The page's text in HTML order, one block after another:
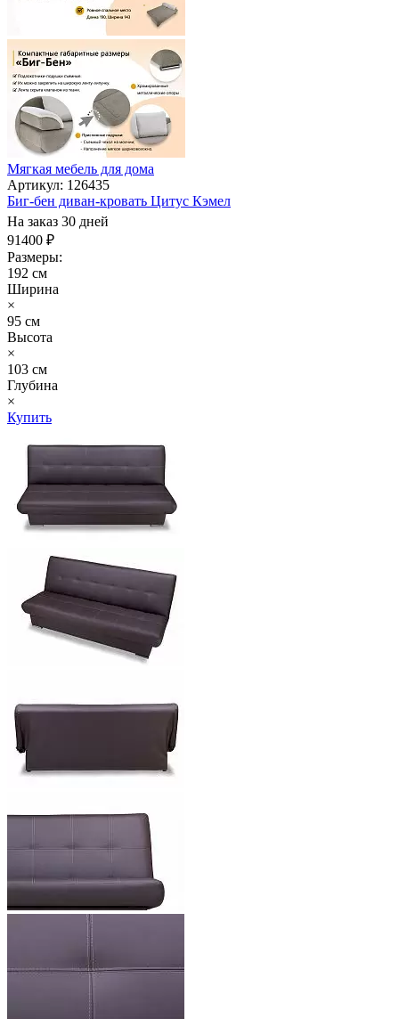
Мягкая мебель для дома
Артикул: 126435
Биг-бен диван-кровать Цитус Кэмел
На заказ 30 дней
91400 ₽
Размеры:
192 см
Ширина
×
95 см
Высота
×
103 см
Глубина
×
Купить